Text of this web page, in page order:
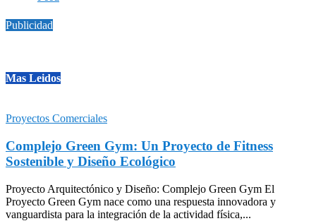
Publicidad
Mas Leidos
Proyectos Comerciales
Complejo Green Gym: Un Proyecto de Fitness
Sostenible y Diseño Ecológico
Proyecto Arquitectónico y Diseño: Complejo Green Gym El
Proyecto Green Gym nace como una respuesta innovadora y
vanguardista para la integración de la actividad física,...